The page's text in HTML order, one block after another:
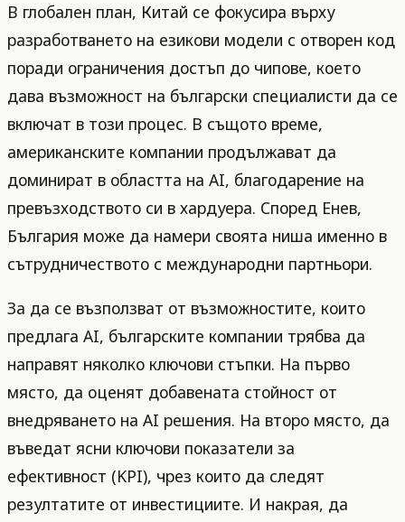
В глобален план, Китай се фокусира върху
разработването на езикови модели с отворен код
поради ограничения достъп до чипове, което
дава възможност на български специалисти да се
включат в този процес. В същото време,
американските компании продължават да
доминират в областта на AI, благодарение на
превъзходството си в хардуера. Според Енев,
България може да намери своята ниша именно в
сътрудничеството с международни партньори.
За да се възползват от възможностите, които
предлага AI, българските компании трябва да
направят няколко ключови стъпки. На първо
място, да оценят добавената стойност от
внедряването на AI решения. На второ място, да
въведат ясни ключови показатели за
ефективност (KPI), чрез които да следят
резултатите от инвестициите. И накрая, да